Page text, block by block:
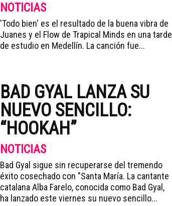
NOTICIAS
'Todo bien' es el resultado de la buena vibra de
Juanes y el Flow de Trapical Minds en una tarde
de estudio en Medellín. La canción fue...
BAD GYAL LANZA SU
NUEVO SENCILLO:
“HOOKAH”
NOTICIAS
Bad Gyal sigue sin recuperarse del tremendo
éxito cosechado con "Santa María. La cantante
catalana Alba Farelo, conocida como Bad Gyal,
ha lanzado este viernes su nuevo sencillo...